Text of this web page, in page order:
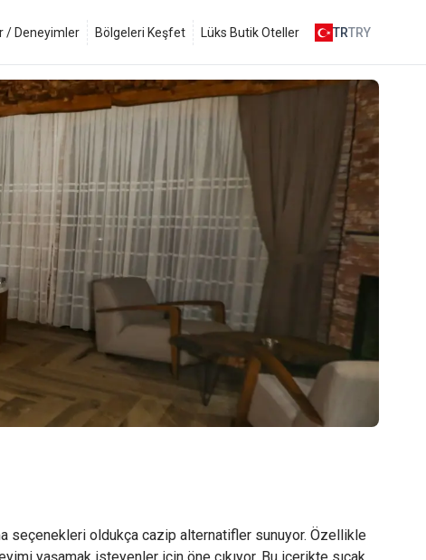
/ Deneyimler Bölgeleri Keşfet Lüks Butik Oteller TRTRY
seçenekleri oldukça cazip alternatifler sunuyor. Özellikle